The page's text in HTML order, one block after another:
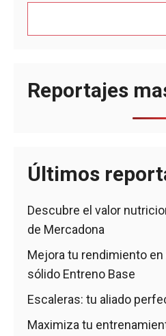
Reportajes
Últimos
Descubre el valor
de Mercadona
Mejora tu rendimiento
sólido Entreno Base
Escaleras: tu aliado
Maximiza tu